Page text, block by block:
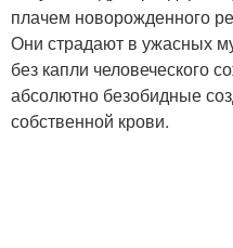
плачем новорожденного
Они страдают в ужасных
без капли человеческого
абсолютно безобидные
собственной крови.